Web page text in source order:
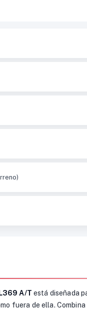
A/T está diseñada
fuera de ella.